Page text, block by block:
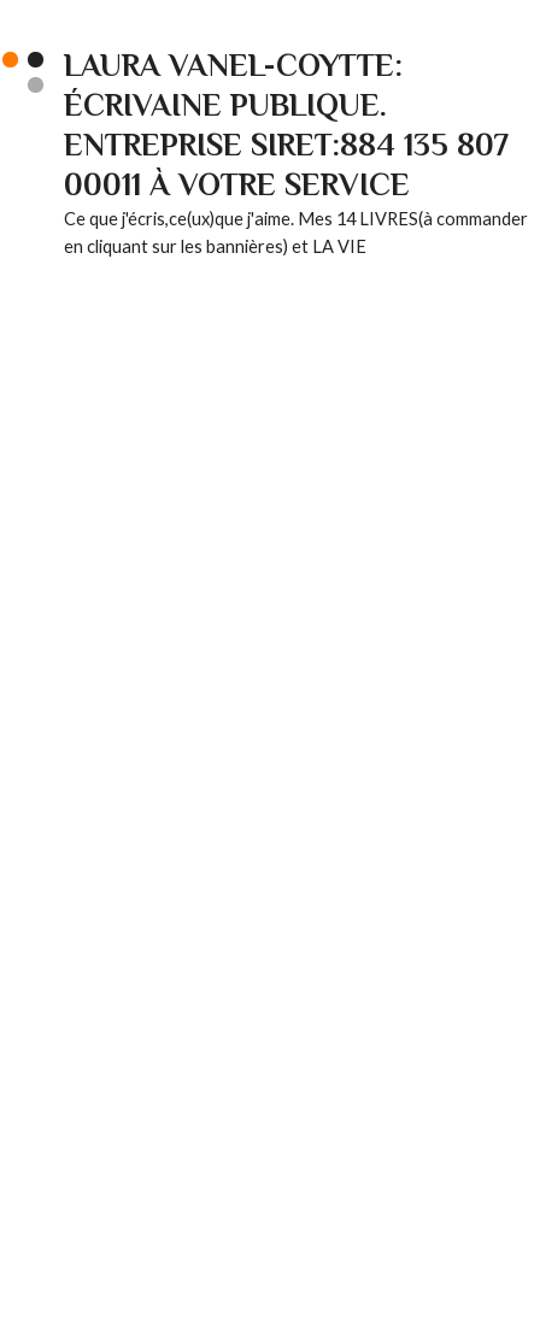
LAURA VANEL-COYTTE:
ÉCRIVAINE PUBLIQUE.
ENTREPRISE SIRET:884 135 807
00011 À VOTRE SERVICE
Ce que j'écris,ce(ux)que j'aime. Mes 14 LIVRES(à commander
en cliquant sur les bannières) et LA VIE